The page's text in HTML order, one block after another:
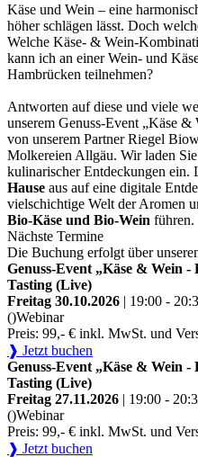
Käse und Wein – eine
höher schlägen lässt. Doch
Welche Käse- & Wein-
kann ich an einer Wein- und
Hambrücken teilnehmen?
Antworten auf diese und viele
unserem Genuss-Event „Käse &
von unserem Partner Riegel
Molkereien Allgäu. Wir laden
kulinarischer Entdeckungen ein.
Hause aus auf eine digitale
vielschichtige Welt der Aromen
Bio-Käse und Bio-Wein führen.
Nächste Termine
Die Buchung erfolgt über
Genuss-Event „Käse & Wein
Tasting (Live)
Freitag 30.10.2026 | 19:00 -
()Webinar
Preis: 99,- € inkl. MwSt. und
❱ Jetzt buchen
Genuss-Event „Käse & Wein
Tasting (Live)
Freitag 27.11.2026 | 19:00 -
()Webinar
Preis: 99,- € inkl. MwSt. und
❱ Jetzt buchen